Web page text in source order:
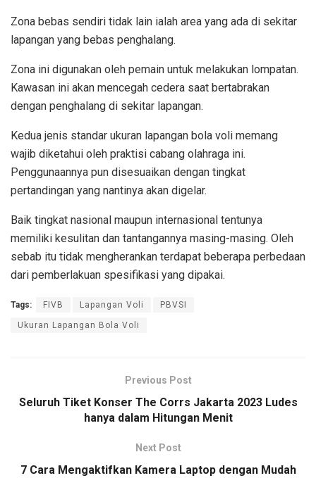
Zona bebas sendiri tidak lain ialah area yang ada di sekitar
lapangan yang bebas penghalang.
Zona ini digunakan oleh pemain untuk melakukan lompatan.
Kawasan ini akan mencegah cedera saat bertabrakan
dengan penghalang di sekitar lapangan.
Kedua jenis standar ukuran lapangan bola voli memang
wajib diketahui oleh praktisi cabang olahraga ini.
Penggunaannya pun disesuaikan dengan tingkat
pertandingan yang nantinya akan digelar.
Baik tingkat nasional maupun internasional tentunya
memiliki kesulitan dan tantangannya masing-masing. Oleh
sebab itu tidak mengherankan terdapat beberapa perbedaan
dari pemberlakuan spesifikasi yang dipakai.
Tags: FIVB Lapangan Voli PBVSI
Ukuran Lapangan Bola Voli
Previous Post
Seluruh Tiket Konser The Corrs Jakarta 2023 Ludes
hanya dalam Hitungan Menit
Next Post
7 Cara Mengaktifkan Kamera Laptop dengan Mudah